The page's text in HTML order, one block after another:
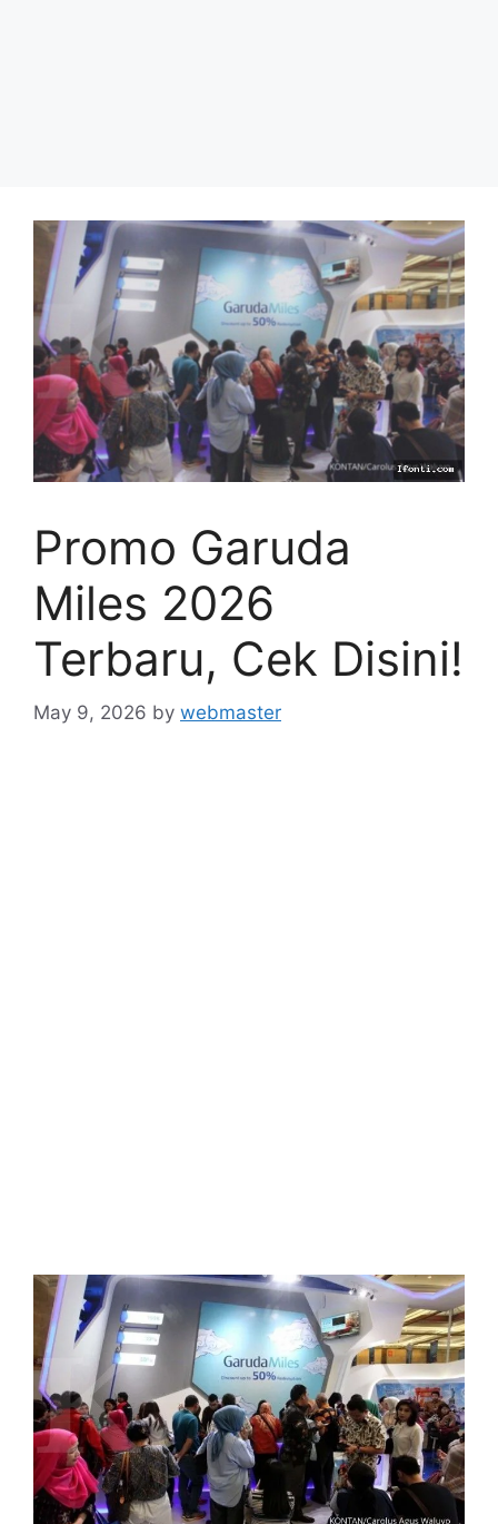
Promo Garuda
Miles 2026
Terbaru, Cek Disini!
May 9, 2026 by webmaster